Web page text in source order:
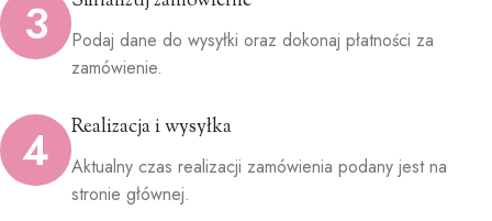
3
Podaj dane do wysyłki oraz dokonaj płatności za
zamówienie.
4 Realizacja i wysyłka
Aktualny czas realizacji zamówienia podany jest na
stronie głównej.